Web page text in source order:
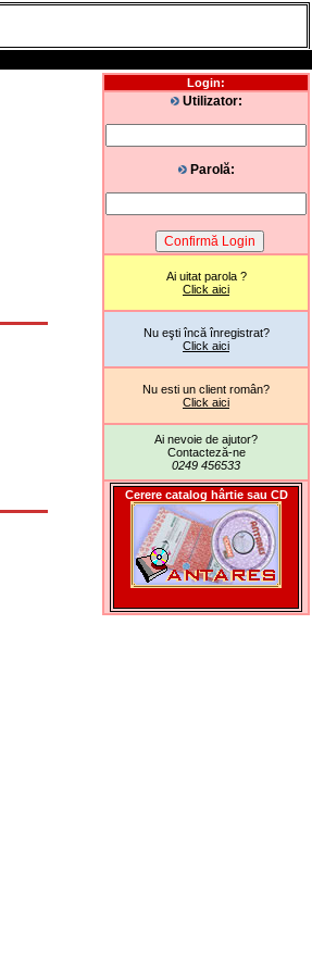
Login:
Utilizator:
Parolă:
Ai uitat parola ?
Click aici
Nu eşti încă înregistrat?
Click aici
Nu esti un client român?
Click aici
Ai nevoie de ajutor?
Contacteză-ne
0249 456533
Cerere catalog hârtie sau CD